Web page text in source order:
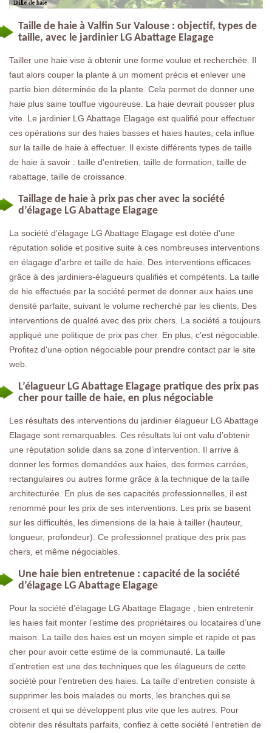
Taille de haie à Valfin Sur Valouse : objectif, types de
taille, avec le jardinier LG Abattage Elagage
Tailler une haie vise à obtenir une forme voulue et recherchée. Il
faut alors couper la plante à un moment précis et enlever une
partie bien déterminée de la plante. Cela permet de donner une
haie plus saine touffue vigoureuse. La haie devrait pousser plus
vite. Le jardinier LG Abattage Elagage est qualifié pour effectuer
ces opérations sur des haies basses et haies hautes, cela influe
sur la taille de haie à effectuer. Il existe différents types de taille
de haie à savoir : taille d’entretien, taille de formation, taille de
rabattage, taille de croissance.
Taillage de haie à prix pas cher avec la société
d’élagage LG Abattage Elagage
La société d’élagage LG Abattage Elagage est dotée d’une
réputation solide et positive suite à ces nombreuses interventions
en élagage d’arbre et taille de haie. Des interventions efficaces
grâce à des jardiniers-élagueurs qualifiés et compétents. La taille
de hie effectuée par la société permet de donner aux haies une
densité parfaite, suivant le volume recherché par les clients. Des
interventions de qualité avec des prix chers. La société a toujours
appliqué une politique de prix pas cher. En plus, c’est négociable.
Profitez d'une option négociable pour prendre contact par le site
web.
L’élagueur LG Abattage Elagage pratique des prix pas
cher pour taille de haie, en plus négociable
Les résultats des interventions du jardinier élagueur LG Abattage
Elagage sont remarquables. Ces résultats lui ont valu d’obtenir
une réputation solide dans sa zone d’intervention. Il arrive à
donner les formes demandées aux haies, des formes carrées,
rectangulaires ou autres forme grâce à la technique de la taille
architecturée. En plus de ses capacités professionnelles, il est
renommé pour les prix de ses interventions. Les prix se basent
sur les difficultés, les dimensions de la haie à tailler (hauteur,
longueur, profondeur). Ce professionnel pratique des prix pas
chers, et même négociables.
Une haie bien entretenue : capacité de la société
d’élagage LG Abattage Elagage
Pour la société d’élagage LG Abattage Elagage , bien entretenir
les haies fait monter l’estime des propriétaires ou locataires d’une
maison. La taille des haies est un moyen simple et rapide et pas
cher pour avoir cette estime de la communauté. La taille
d’entretien est une des techniques que les élagueurs de cette
société pour l’entretien des haies. La taille d’entretien consiste à
supprimer les bois malades ou morts, les branches qui se
croisent et qui se développent plus vite que les autres. Pour
obtenir des résultats parfaits, confiez à cette société l’entretien de